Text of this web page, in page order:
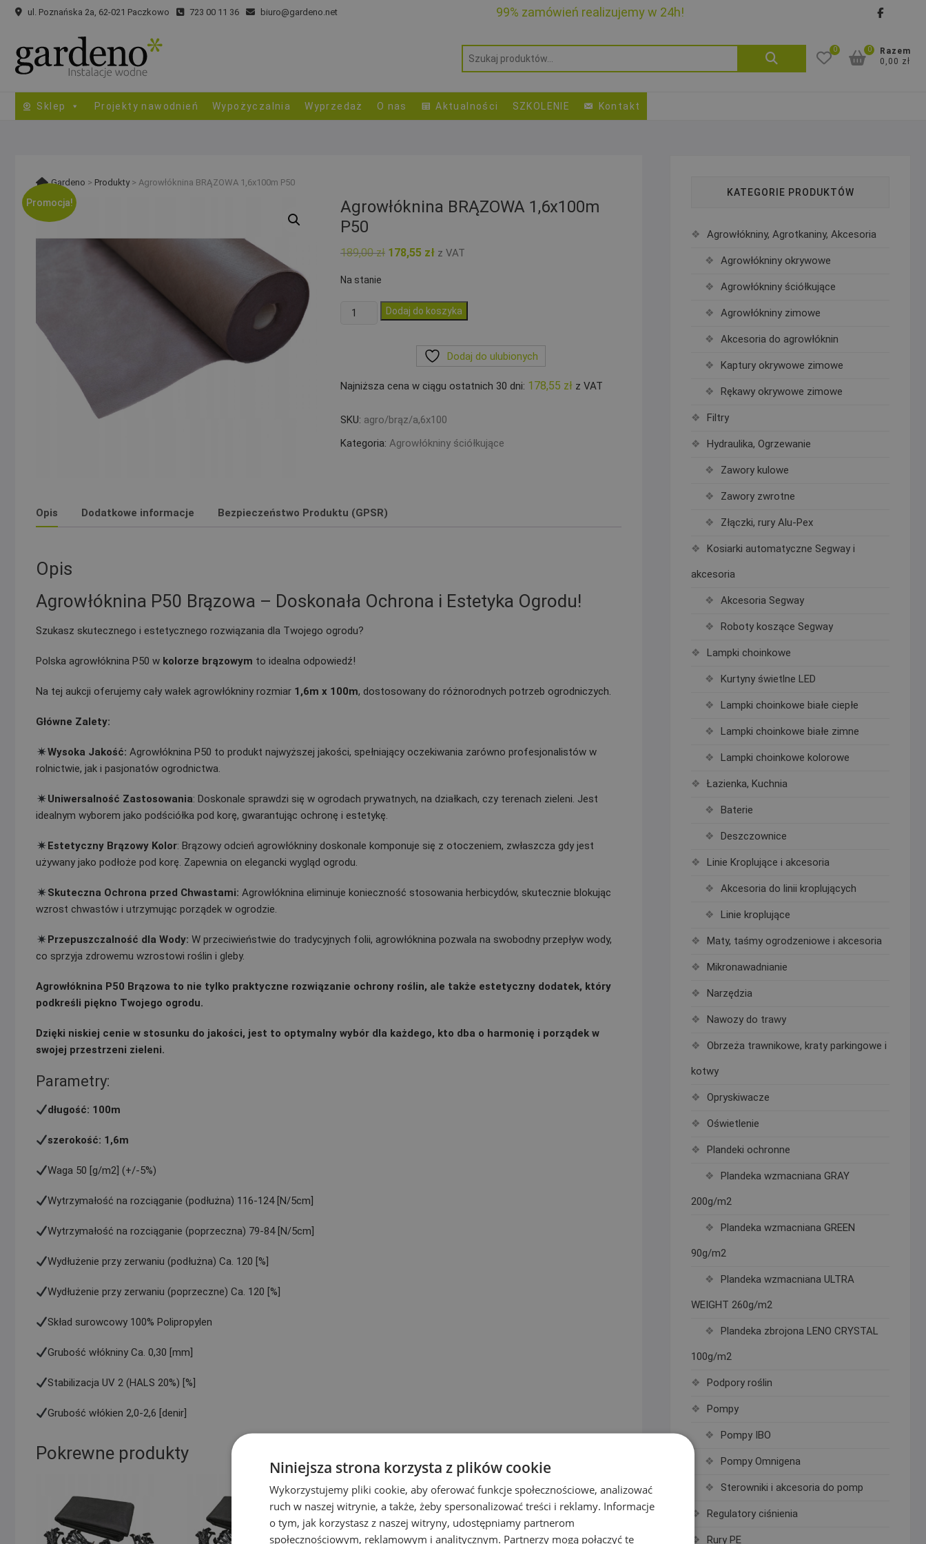
Skip
ul. Poznańska 2a, 62-021 Paczkowo 723 00 11 36 biuro@gardeno.net 99% zamówień realizujemy w 24h!
Szukaj: 0
Razem
0,00 zł
0
Sklep Projekty nawodnień Wypożyczalnia Wyprzedaż O nas Aktualności SZKOLENIE Kontakt
Gardeno > Produkty> Agrowłóknina BRĄZOWA 1,6x100m P50
Promocja!
Agrowłóknina BRĄZOWA 1,6x100m
P50
189,00zł Pierwotna
cena
178,55 złAktualna
z VAT
Na stanie
ilość
Dodaj do koszyka
Dodaj do ulubionych
Najniższa cena w ciągu ostatnich 30 dni: 178,55 zł z VAT
SKU: agro/brąz/a,6x100
Kategoria: Agrowłókniny ściółkujące
Opis Dodatkowe informacje Bezpieczeństwo Produktu (GPSR)
Opis
Agrowłóknina P50 Brązowa – Doskonała Ochrona i Estetyka Ogrodu!
Szukasz skutecznego i estetycznego rozwiązania dla Twojego ogrodu?
Polska agrowłóknina P50 w kolorze brązowym to idealna odpowiedź!
Na tej aukcji oferujemy cały wałek agrowłókniny rozmiar 1,6m x 100m, dostosowany do różnorodnych potrzeb ogrodniczych.
Główne Zalety:
Wysoka Jakość: Agrowłóknina P50 to produkt najwyższej jakości, spełniający oczekiwania zarówno profesjonalistów w
rolnictwie, jak i pasjonatów ogrodnictwa.
Uniwersalność Zastosowania: Doskonale sprawdzi się w ogrodach prywatnych, na działkach, czy terenach zieleni. Jest
idealnym wyborem jako podściółka pod korę, gwarantując ochronę i estetykę.
Estetyczny Brązowy Kolor: Brązowy odcień agrowłókniny doskonale komponuje się z otoczeniem, zwłaszcza gdy jest
używany jako podłoże pod korę. Zapewnia on elegancki wygląd ogrodu.
Skuteczna Ochrona przed Chwastami: Agrowłóknina eliminuje konieczność stosowania herbicydów, skutecznie blokując
wzrost chwastów i utrzymując porządek w ogrodzie.
Przepuszczalność dla Wody: W przeciwieństwie do tradycyjnych folii, agrowłóknina pozwala na swobodny przepływ wody,
co sprzyja zdrowemu wzrostowi roślin i gleby.
Agrowłóknina P50 Brązowa to nie tylko praktyczne rozwiązanie ochrony roślin, ale także estetyczny dodatek, który
podkreśli piękno Twojego ogrodu.
Dzięki niskiej cenie w stosunku do jakości, jest to optymalny wybór dla każdego, kto dba o harmonię i porządek w
swojej przestrzeni zieleni.
Parametry:
długość: 100m
szerokość: 1,6m
Waga 50 [g/m2] (+/-5%)
Wytrzymałość na rozciąganie (podłużna) 116-124 [N/5cm]
Wytrzymałość na rozciąganie (poprzeczna) 79-84 [N/5cm]
Wydłużenie przy zerwaniu (podłużna) Ca. 120 [%]
Wydłużenie przy zerwaniu (poprzeczne) Ca. 120 [%]
Skład surowcowy 100% Polipropylen
Grubość włókniny Ca. 0,30 [mm]
Stabilizacja UV 2 (HALS 20%) [%]
Grubość włókien 2,0-2,6 [denir]
Pokrewne produkty
Promocja!
KATEGORIE PRODUKTÓW
Agrowłókniny, Agrotkaniny, Akcesoria
Agrowłókniny okrywowe
Agrowłókniny ściółkujące
Agrowłókniny zimowe
Akcesoria do agrowłóknin
Kaptury okrywowe zimowe
Rękawy okrywowe zimowe
Filtry
Hydraulika, Ogrzewanie
Zawory kulowe
Zawory zwrotne
Złączki, rury Alu-Pex
Kosiarki automatyczne Segway i
akcesoria
Akcesoria Segway
Roboty koszące Segway
Lampki choinkowe
Kurtyny świetlne LED
Lampki choinkowe białe ciepłe
Lampki choinkowe białe zimne
Lampki choinkowe kolorowe
Łazienka, Kuchnia
Baterie
Deszczownice
Linie Kroplujące i akcesoria
Akcesoria do linii kroplujących
Linie kroplujące
Maty, taśmy ogrodzeniowe i akcesoria
Mikronawadnianie
Narzędzia
Nawozy do trawy
Obrzeża trawnikowe, kraty parkingowe i
kotwy
Opryskiwacze
Oświetlenie
Plandeki ochronne
Plandeka wzmacniana GRAY
200g/m2
Plandeka wzmacniana GREEN
90g/m2
Plandeka wzmacniana ULTRA
WEIGHT 260g/m2
Plandeka zbrojona LENO CRYSTAL
100g/m2
Podpory roślin
Pompy
Pompy IBO
Pompy Omnigena
Sterowniki i akcesoria do pomp
Regulatory ciśnienia
Rury PE
Niniejsza strona korzysta z plików cookie
Wykorzystujemy pliki cookie, aby oferować funkcje społecznościowe, analizować
ruch w naszej witrynie, a także, żeby spersonalizować treści i reklamy. Informacje
o tym, jak korzystasz z naszej witryny, udostępniamy partnerom
społecznościowym, reklamowym i analitycznym. Partnerzy mogą połączyć te